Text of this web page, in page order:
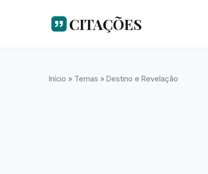
CITAÇÕES
Início » Temas » Destino e Revelação